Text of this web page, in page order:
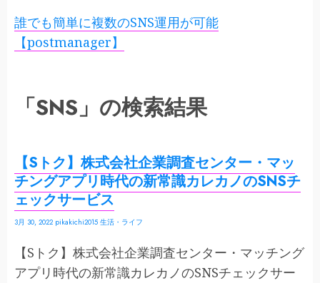
誰でも簡単に複数のSNS運用が可能
【postmanager】
「SNS」の検索結果
【Sトク】株式会社企業調査センター・マッ
チングアプリ時代の新常識カレカノのSNSチ
ェックサービス
3月 30, 2022 pikakichi2015 生活・ライフ
【Sトク】株式会社企業調査センター・マッチング
アプリ時代の新常識カレカノのSNSチェックサー